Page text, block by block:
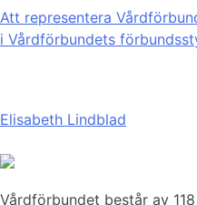
Att representera
i Vårdförbundets
Elisabeth Lindblad
Vårdförbundet består av